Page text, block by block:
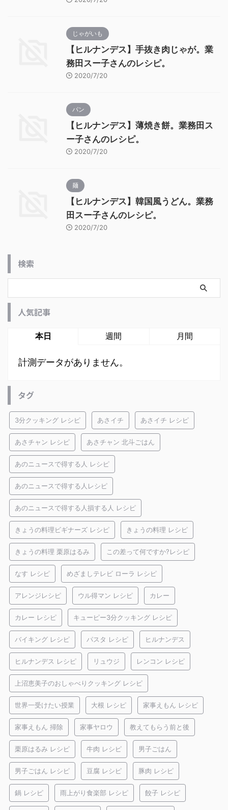
じゃがいも
【ヒルナンデス】手抜き肉じゃが。業
務田スー子さんのレシピ。
2020/7/20
パン
【ヒルナンデス】薄焼き餅。業務田ス
ー子さんのレシピ。
2020/7/20
麺
【ヒルナンデス】韓国風うどん。業務
田スー子さんのレシピ。
2020/7/20
検索
人気記事
本日 週間 月間
計測データがありません。
タグ
3分クッキング レシピ あさイチ あさイチ レシピ
あさチャン レシピ あさチャン 北斗ごはん
あのニュースで得する人 レシピ
あのニュースで得する人レシピ
あのニュースで得する人損する人 レシピ
きょうの料理ビギナーズ レシピ きょうの料理 レシピ
きょうの料理 栗原はるみ この差って何ですか?レシピ
なす レシピ めざましテレビ ローラ レシピ
アレンジレシピ ウル得マン レシピ カレー
カレー レシピ キューピー3分クッキング レシピ
バイキング レシピ パスタ レシピ ヒルナンデス
ヒルナンデス レシピ リュウジ レンコン レシピ
上沼恵美子のおしゃべりクッキング レシピ
世界一受けたい授業 大根 レシピ 家事えもん レシピ
家事えもん 掃除 家事ヤロウ 教えてもらう前と後
栗原はるみ レシピ 牛肉 レシピ 男子ごはん
男子ごはん レシピ 豆腐 レシピ 豚肉 レシピ
鍋 レシピ 雨上がり食楽部 レシピ 餃子 レシピ